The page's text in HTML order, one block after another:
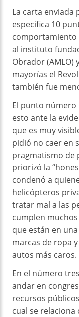
La carta enviada
especifica 10
comportamiento
al instituto
Obrador (AMLO)
mayorías el
también fue
El punto número
esto ante la
que es muy
pidió no caer en
pragmatismo de
priorizó la
condenó a
helicópteros
tratar mal a las
cumplen
que están en
marcas de ropa
autos más caros.
En el número
andar en
recursos
cual se relaciona